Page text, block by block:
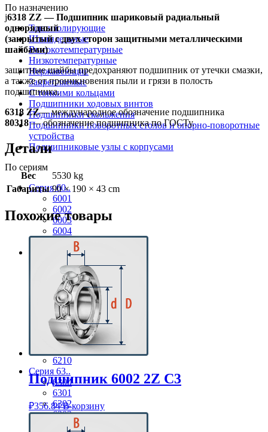
По назначению
Токоизолирующие
Шпиндельные
Высокотемпературные
Низкотемпературные
Нержавеющие
Закрепляемые
С тонкими кольцами
Подшипники ходовых винтов
Подшипники скольжения
Подшипники поворотных столов и опорно-поворотные
устройства
Подшипниковые узлы с корпусами
По сериям
Серия 60..
6001
6002
6003
6004
Серия 62..
6201
6202
6203
6204
6205
6206
6207
6208
6209
6210
Серия 63..
6300
6301
6302
6303
6304
ј6318 ZZ — Подшипник шариковый радиальный
однорядный
(закрытый с двух сторон защитными металлическими
шайбами)
защитные шайбы предохраняют подшипник от утечки смазки,
а также от проникновения пыли и грязи в полость
подшипника.
6318 ZZ— международное обозначение подшипника
80318— обозначение подшипника по ГОСТу.
Детали
Вес
5530 kg
Габариты 90 × 190 × 43 cm
Похожие товары
Подшипник 6002 2Z C3
₽356.84 В корзину